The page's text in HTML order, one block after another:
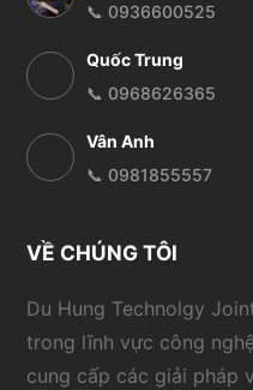
📞 0936600525
Quốc Trung
📞 0968626365
Vân Anh
📞 0981855557
VỀ CHÚNG TÔI
Du Hung Technolgy
trong lĩnh vực công
cung cấp các giải pháp